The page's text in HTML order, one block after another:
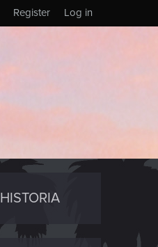
Log in
Register
HISTORIA